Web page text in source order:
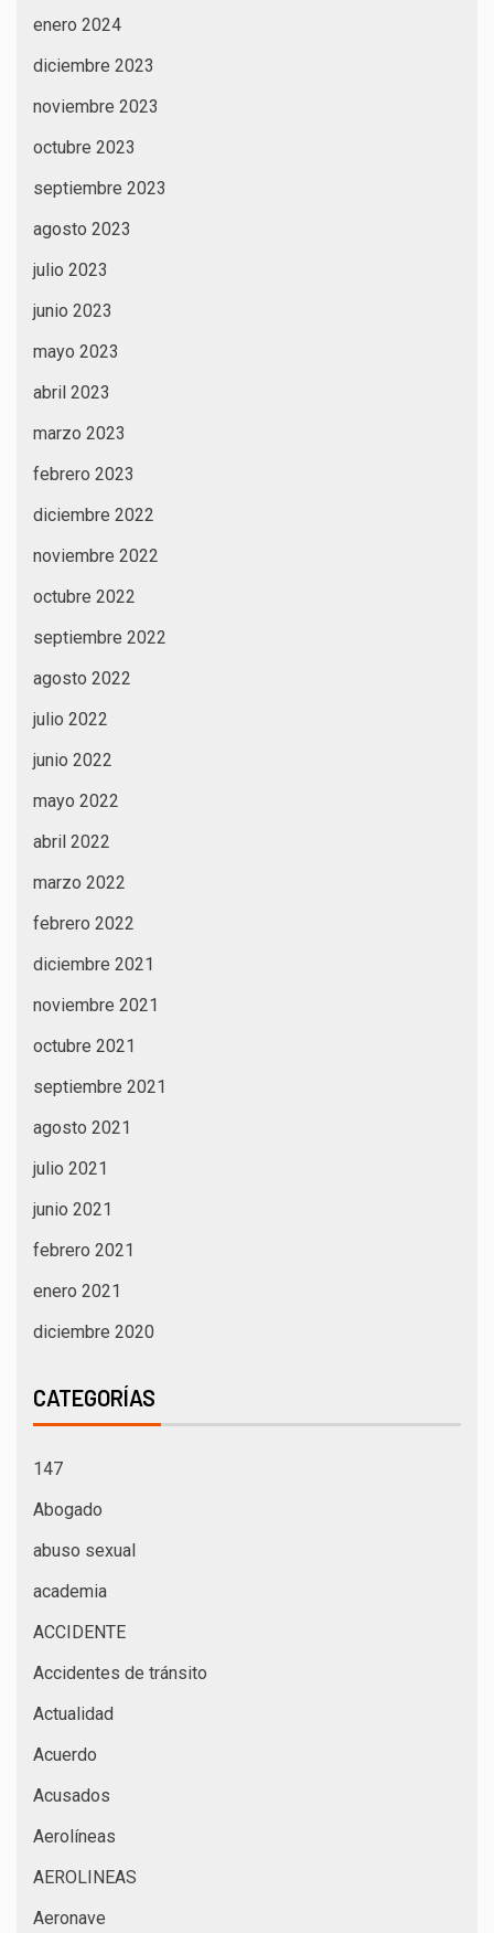
enero 2024
diciembre 2023
noviembre 2023
octubre 2023
septiembre 2023
agosto 2023
julio 2023
junio 2023
mayo 2023
abril 2023
marzo 2023
febrero 2023
diciembre 2022
noviembre 2022
octubre 2022
septiembre 2022
agosto 2022
julio 2022
junio 2022
mayo 2022
abril 2022
marzo 2022
febrero 2022
diciembre 2021
noviembre 2021
octubre 2021
septiembre 2021
agosto 2021
julio 2021
junio 2021
febrero 2021
enero 2021
diciembre 2020
CATEGORÍAS
147
Abogado
abuso sexual
academia
ACCIDENTE
Accidentes de tránsito
Actualidad
Acuerdo
Acusados
Aerolíneas
AEROLINEAS
Aeronave